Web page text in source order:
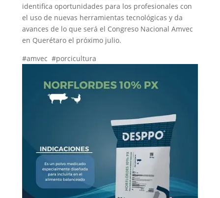
identifica oportunidades para los profesionales con
el uso de nuevas herramientas tecnológicas y da
avances de lo que será el Congreso Nacional Amvec
en Querétaro el próximo julio.
#amvec #porcicultura